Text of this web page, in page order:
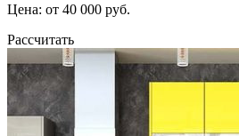
Цена: от 40 000 руб.
Рассчитать